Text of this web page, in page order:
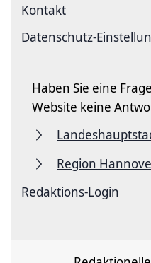
Kontakt
Datenschutz-
Haben Sie eine
Website keine
Region
Redaktions-Login